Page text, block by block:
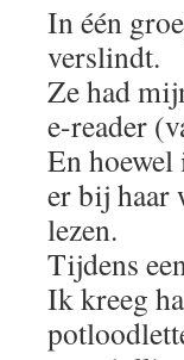
In één
verslindt.
Ze had
e-reader
En hoewel
er bij haar
lezen.
Tijdens
Ik kreeg